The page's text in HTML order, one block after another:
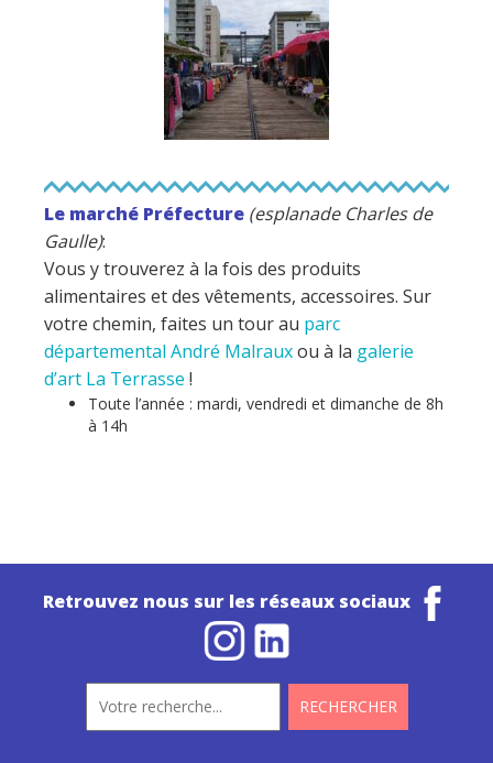
Le marché Préfecture (esplanade Charles de
Gaulle):
Vous y trouverez à la fois des produits
alimentaires et des vêtements, accessoires. Sur
votre chemin, faites un tour au parc
départemental André Malrauxou à la galerie
d’art La Terrasse !
Toute l’année : mardi, vendredi et dimanche de 8h
à 14h
Retrouvez nous sur les réseaux sociaux